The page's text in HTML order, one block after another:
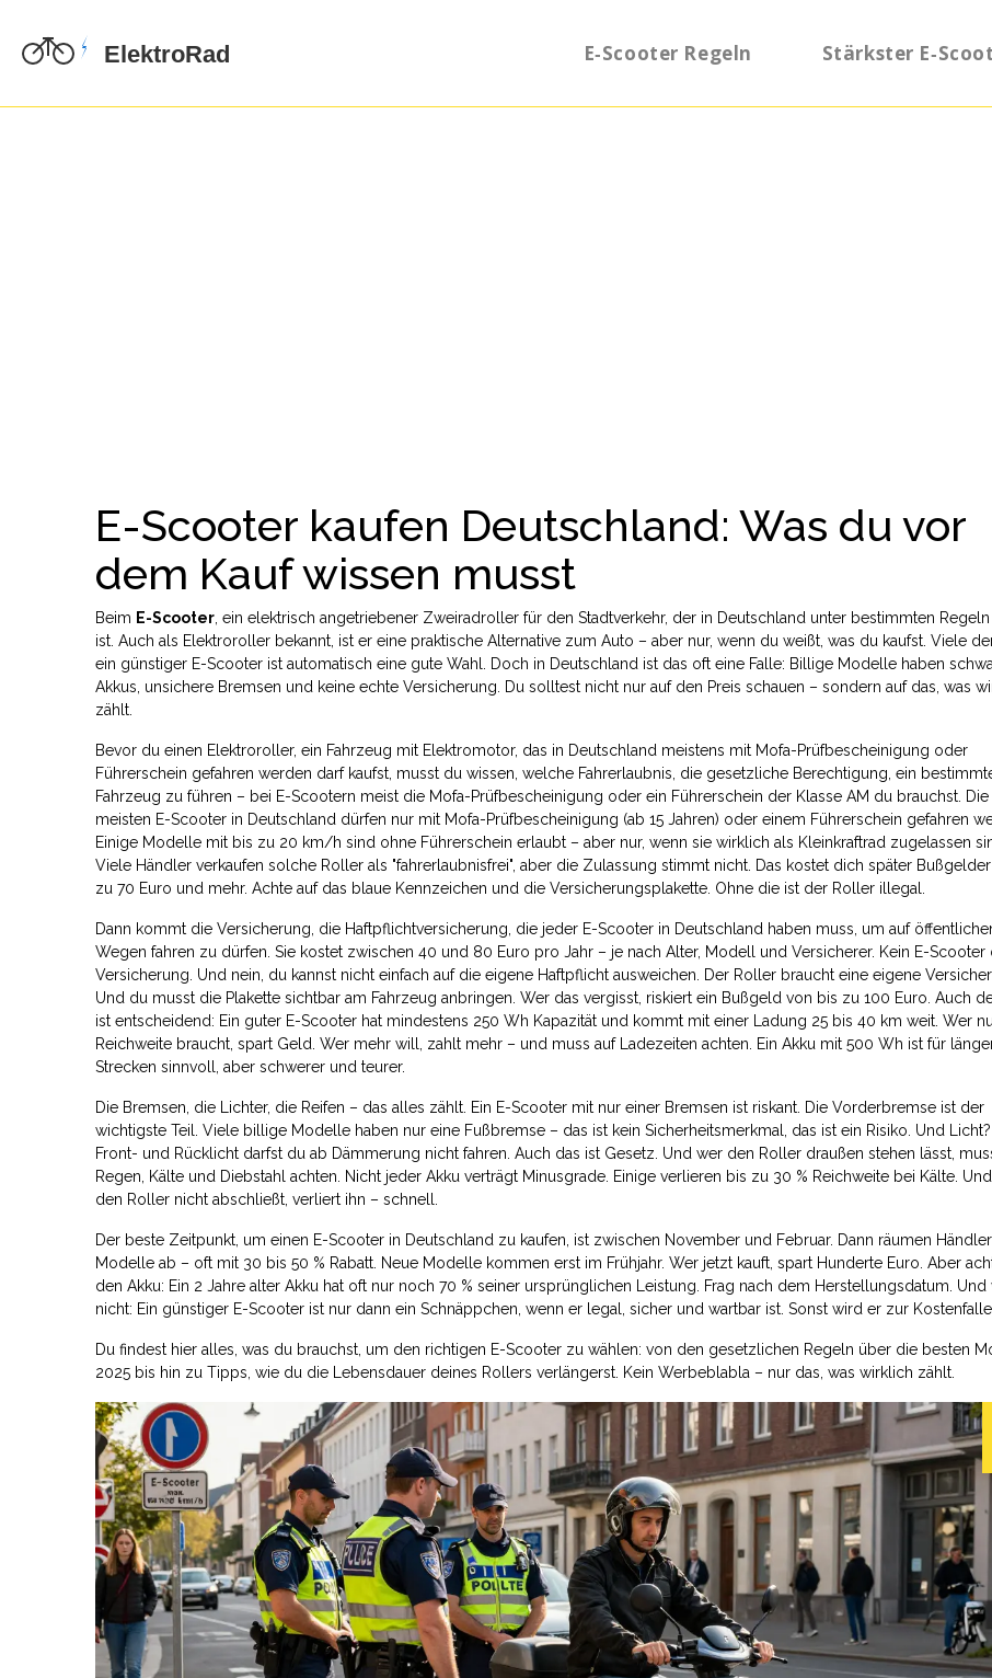
E‑Scooter Regeln Stärkster
E-Scooter kaufen Deutschland: Was du vor
dem Kauf wissen musst
Beim E-Scooter ein elektrisch angetriebener Zweiradroller für den Stadtverkehr, der in Deutschland unter bestimmten
ist . Auch als Elektroroller bekannt, ist er eine praktische Alternative zum Auto – aber nur, wenn du weißt, was du kaufst. Viele
ein günstiger E-Scooter ist automatisch eine gute Wahl. Doch in Deutschland ist das oft eine Falle: Billige Modelle haben
Akkus, unsichere Bremsen und keine echte Versicherung. Du solltest nicht nur auf den Preis schauen – sondern auf das, was
zählt.
Bevor du einen Elektroroller, ein Fahrzeug mit Elektromotor, das in Deutschland meistens mit Mofa-Prüfbescheinigung oder
Führerschein gefahren werden darfkaufst, musst du wissen, welche Fahrerlaubnis die gesetzliche Berechtigung, ein
Fahrzeug zu führen – bei E-Scootern meist die Mofa-Prüfbescheinigung oder ein Führerschein der Klasse AM du brauchst. Die
meisten E-Scooter in Deutschland dürfen nur mit Mofa-Prüfbescheinigung (ab 15 Jahren) oder einem Führerschein gefahren
Einige Modelle mit bis zu 20 km/h sind ohne Führerschein erlaubt – aber nur, wenn sie wirklich als Kleinkraftrad zugelassen
Viele Händler verkaufen solche Roller als "fahrerlaubnisfrei", aber die Zulassung stimmt nicht. Das kostet dich später
zu 70 Euro und mehr. Achte auf das blaue Kennzeichen und die Versicherungsplakette. Ohne die ist der Roller illegal.
Dann kommt die Versicherung die Haftpflichtversicherung, die jeder E-Scooter in Deutschland haben muss, um auf
Wegen fahren zu dürfen . Sie kostet zwischen 40 und 80 Euro pro Jahr – je nach Alter, Modell und Versicherer. Kein E-Scooter
Versicherung. Und nein, du kannst nicht einfach auf die eigene Haftpflicht ausweichen. Der Roller braucht eine eigene
Und du musst die Plakette sichtbar am Fahrzeug anbringen. Wer das vergisst, riskiert ein Bußgeld von bis zu 100 Euro. Auch
ist entscheidend: Ein guter E-Scooter hat mindestens 250 Wh Kapazität und kommt mit einer Ladung 25 bis 40 km weit. Wer
Reichweite braucht, spart Geld. Wer mehr will, zahlt mehr – und muss auf Ladezeiten achten. Ein Akku mit 500 Wh ist für
Strecken sinnvoll, aber schwerer und teurer.
Die Bremsen, die Lichter, die Reifen – das alles zählt. Ein E-Scooter mit nur einer Bremsen ist riskant. Die Vorderbremse ist der
wichtigste Teil. Viele billige Modelle haben nur eine Fußbremse – das ist kein Sicherheitsmerkmal, das ist ein Risiko. Und
Front- und Rücklicht darfst du ab Dämmerung nicht fahren. Auch das ist Gesetz. Und wer den Roller draußen stehen lässt,
Regen, Kälte und Diebstahl achten. Nicht jeder Akku verträgt Minusgrade. Einige verlieren bis zu 30 % Reichweite bei Kälte.
den Roller nicht abschließt, verliert ihn – schnell.
Der beste Zeitpunkt, um einen E-Scooter in Deutschland zu kaufen, ist zwischen November und Februar. Dann räumen
Modelle ab – oft mit 30 bis 50 % Rabatt. Neue Modelle kommen erst im Frühjahr. Wer jetzt kauft, spart Hunderte Euro. Aber
den Akku: Ein 2 Jahre alter Akku hat oft nur noch 70 % seiner ursprünglichen Leistung. Frag nach dem Herstellungsdatum. Und
nicht: Ein günstiger E-Scooter ist nur dann ein Schnäppchen, wenn er legal, sicher und wartbar ist. Sonst wird er zur Kostenfalle.
Du findest hier alles, was du brauchst, um den richtigen E-Scooter zu wählen: von den gesetzlichen Regeln über die besten
2025 bis hin zu Tipps, wie du die Lebensdauer deines Rollers verlängerst. Kein Werbeblabla – nur das, was wirklich zählt.